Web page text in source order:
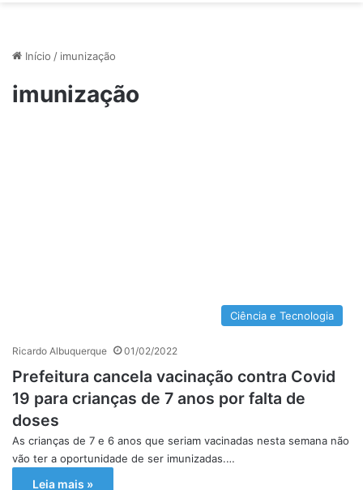
Início / imunização
imunização
Ciência e Tecnologia
Ricardo Albuquerque 01/02/2022
Prefeitura cancela vacinação contra Covid
19 para crianças de 7 anos por falta de
doses
As crianças de 7 e 6 anos que seriam vacinadas nesta semana não
vão ter a oportunidade de ser imunizadas.…
Leia mais »